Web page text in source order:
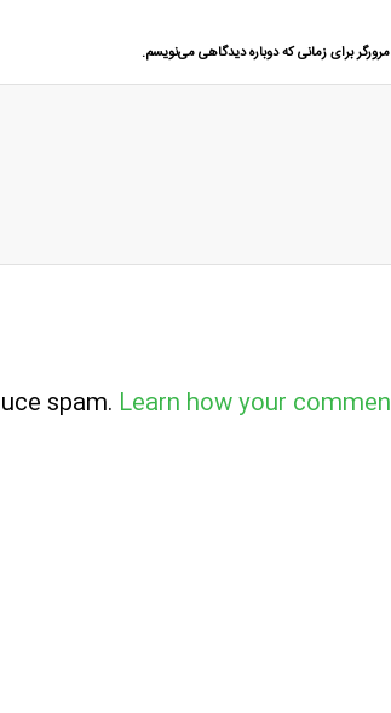
برای زمانی که دوباره دیدگاهی می‌نویسم.
spam. Learn how your